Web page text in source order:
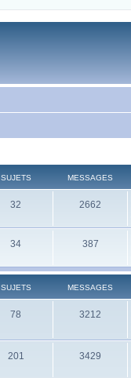
SUJETS MESSAGES
32 2662
34 387
SUJETS MESSAGES
78 3212
201 3429